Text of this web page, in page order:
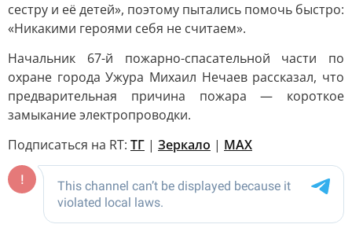
сестру и её детей», поэтому пытались помочь быстро:
«Никакими героями себя не считаем».
Начальник 67-й пожарно-спасательной части по
охране города Ужура Михаил Нечаев рассказал, что
предварительная причина пожара — короткое
замыкание электропроводки.
Подписаться на RT: ТГ | Зеркало | MAX